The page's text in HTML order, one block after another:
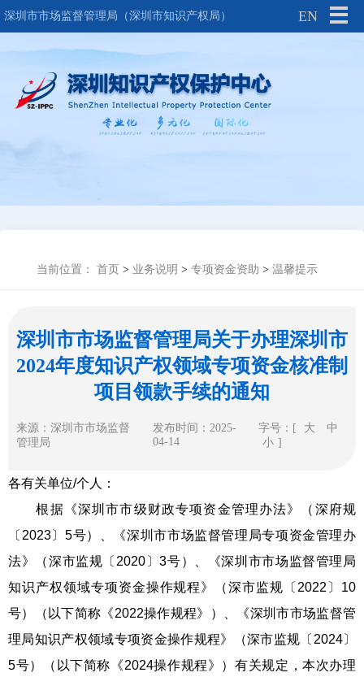
深圳市市场监督管理局（深圳市知识产权局） EN
当前位置： 首页 > 业务说明 > 专项资金资助 > 温馨提示
深圳市市场监督管理局关于办理深圳市
2024年度知识产权领域专项资金核准制
项目领款手续的通知
来源：深圳市市场监督
管理局
发布时间：2025-
04-14
字号：[ 大
中
小 ]
各有关单位/个人：
根据《深圳市市级财政专项资金管理办法》（深府规
〔2023〕5号）、《深圳市市场监督管理局专项资金管理办
法》（深市监规〔2020〕3号）、《深圳市市场监督管理局
知识产权领域专项资金操作规程》（深市监规〔2022〕10
号）（以下简称《2022操作规程》）、《深圳市市场监督管
理局知识产权领域专项资金操作规程》（深市监规〔2024〕
5号）（以下简称《2024操作规程》）有关规定，本次办理